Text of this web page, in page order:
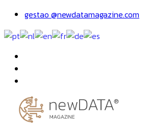
gestao @newdatamagazine.com